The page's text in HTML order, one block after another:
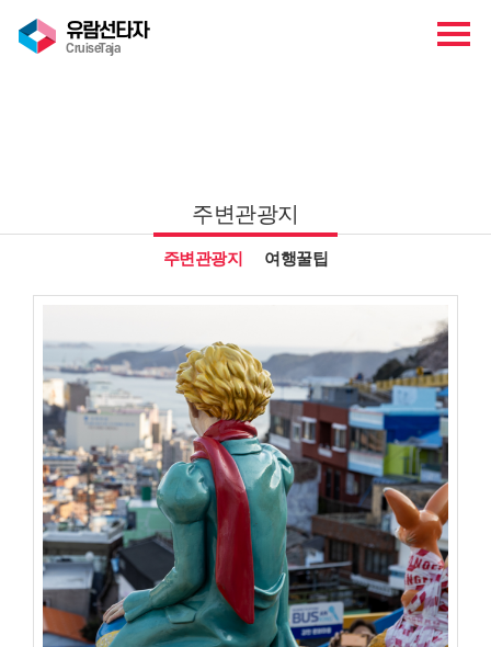
유람선타자
CruiseTaja
주변관광지
주변관광지 여행꿀팁